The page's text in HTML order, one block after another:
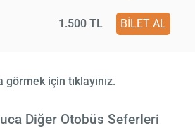
1.500 TL BİLET AL
görmek için tıklayınız.
Diğer Otobüs Seferleri